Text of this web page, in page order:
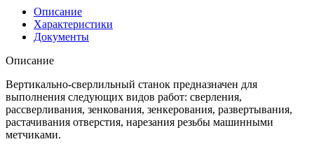
Описание
Характеристики
Документы
Описание
Вертикально-сверлильный станок предназначен для
выполнения следующих видов работ: сверления,
рассверливания, зенкования, зенкерования, развертывания,
растачивания отверстия, нарезания резьбы машинными
метчиками.